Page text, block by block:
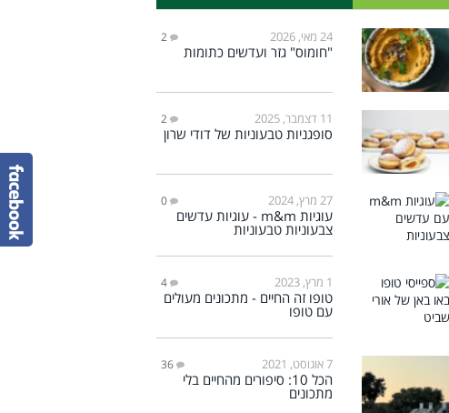
24 מאי, 2026 2
"חומוס" גזר ועדשים כתומות
11 דצמבר, 2025 2
סופגניות טבעוניות של דודי שרון
27 מרץ, 2024 0
עוגיות m&m - עוגיות עדשים
צבעוניות טבעוניות
1 מרץ, 2023 4
טופו זה החיים - מתכונים מעולים
עם טופו
7 אוגוסט, 2021 36
הכל 10: סיפורים מהחיים בלי
מתכונים